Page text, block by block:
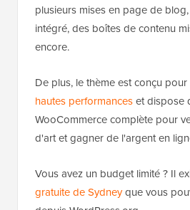
plusieurs mises en page de
intégré, des boîtes de contenu
encore.
De plus, le thème est conçu pour
hautes performanceset dispose
WooCommerce complète pour
d'art et gagner de l'argent en
Vous avez un budget limité ? Il
gratuite de Sydneyque vous